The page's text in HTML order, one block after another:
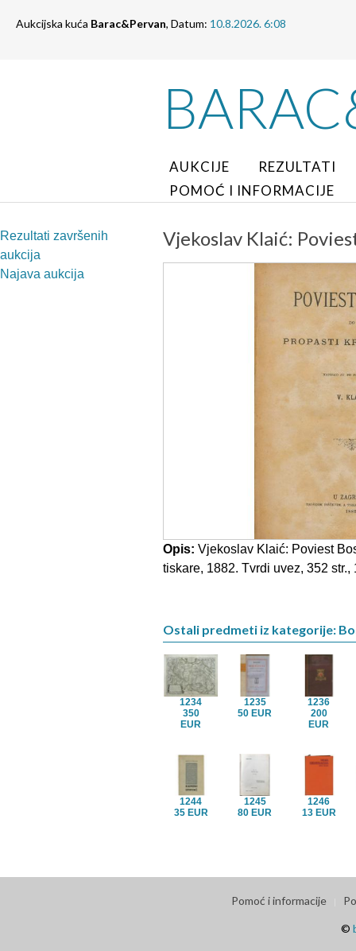
Aukcijska kuća Barac&Pervan, Datum: 10.8.2026. 6:08
AUKCIJE
REZULTATI
POMOĆ I INFORMACIJE
Rezultati završenih
aukcija
Najava aukcija
Vjekoslav Klaić:
Opis: Vjekoslav Klaić: Poviest
tiskare, 1882. Tvrdi uvez, 352
Ostali predmeti iz kategorije:
1234
350
EUR
1235
50 EUR
1236
200
EUR
1244
35 EUR
1245
80 EUR
1246
13 EUR
Pomoć i informacije
©